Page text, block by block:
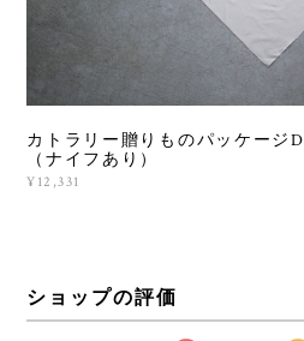
カトラリー贈りものパッケージ
（ナイフあり）
¥12,331
ショップの評価